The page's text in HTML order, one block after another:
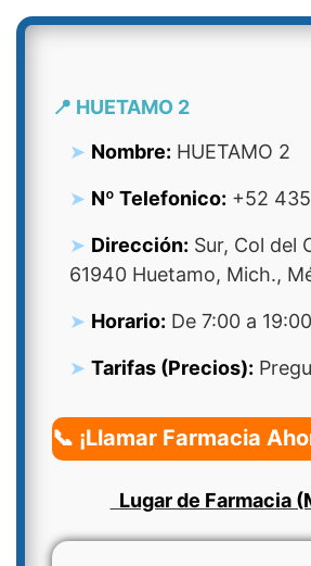
📍 HUETAMO 2
Nombre: HUETAMO 2
Nº Telefonico: +52
Dirección: Sur, Col del
61940 Huetamo, Mich.,
Horario: De 7:00 a 19:00
Tarifas (Precios):
📞 ¡Llamar Farmacia
Lugar de Farmacia